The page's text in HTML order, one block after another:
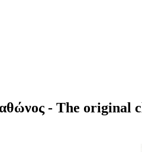
- The original